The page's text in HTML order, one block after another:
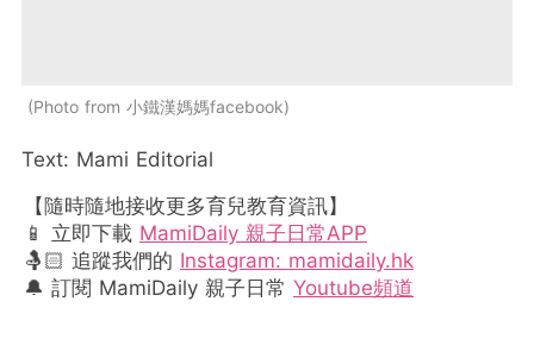
Photo from 小鐵漢媽媽facebook
Text: Mami Editorial
【隨時隨地接收更多育兒教育資訊】
📱 立即下載 MamiDaily 親子日常APP
🤱🏻 追蹤我們的 Instagram: mamidaily.hk
🔔 訂閱 MamiDaily 親子日常 Youtube頻道